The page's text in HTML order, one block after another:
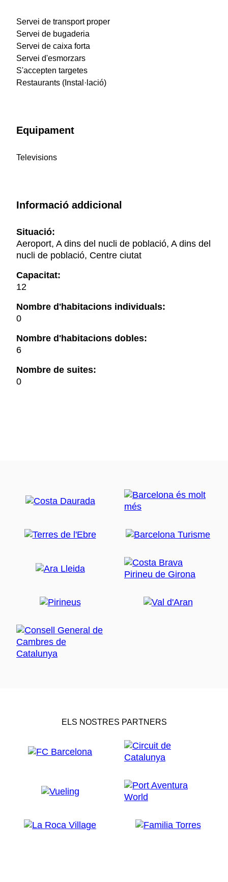
Servei de transport proper
Servei de bugaderia
Servei de caixa forta
Servei d'esmorzars
S'accepten targetes
Restaurants (Instal·lació)
Equipament
Televisions
Informació addicional
Situació:
Aeroport, A dins del nucli de població, A dins del
nucli de població, Centre ciutat
Capacitat:
12
Nombre d'habitacions individuals:
0
Nombre d'habitacions dobles:
6
Nombre de suites:
0
ELS NOSTRES PARTNERS